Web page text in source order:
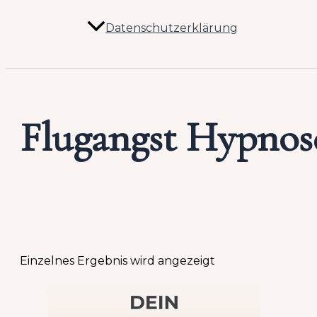
Datenschutzerklärung
Flugangst
Einzelnes Ergebnis wird angezeigt